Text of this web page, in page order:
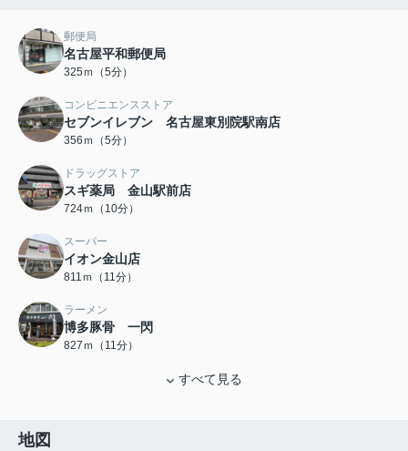
郵便局
名古屋平和郵便局
325ｍ（5分）
コンビニエンスストア
セブンイレブン 名古屋東別院駅南店
356ｍ（5分）
ドラッグストア
スギ薬局 金山駅前店
724ｍ（10分）
スーパー
イオン金山店
811ｍ（11分）
ラーメン
博多豚骨 一閃
827ｍ（11分）
すべて見る
地図